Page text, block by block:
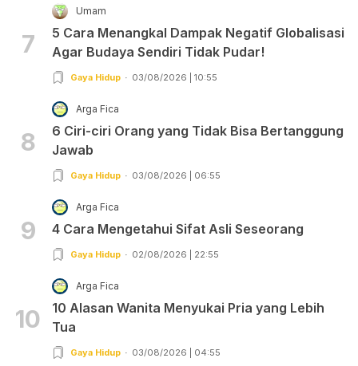
7
Umam
5 Cara Menangkal Dampak Negatif Globalisasi
Agar Budaya Sendiri Tidak Pudar!
Gaya Hidup 03/08/2026 | 10:55
8
Arga Fica
6 Ciri-ciri Orang yang Tidak Bisa Bertanggung
Jawab
Gaya Hidup 03/08/2026 | 06:55
9
Arga Fica
4 Cara Mengetahui Sifat Asli Seseorang
Gaya Hidup 02/08/2026 | 22:55
10
Arga Fica
10 Alasan Wanita Menyukai Pria yang Lebih
Tua
Gaya Hidup 03/08/2026 | 04:55